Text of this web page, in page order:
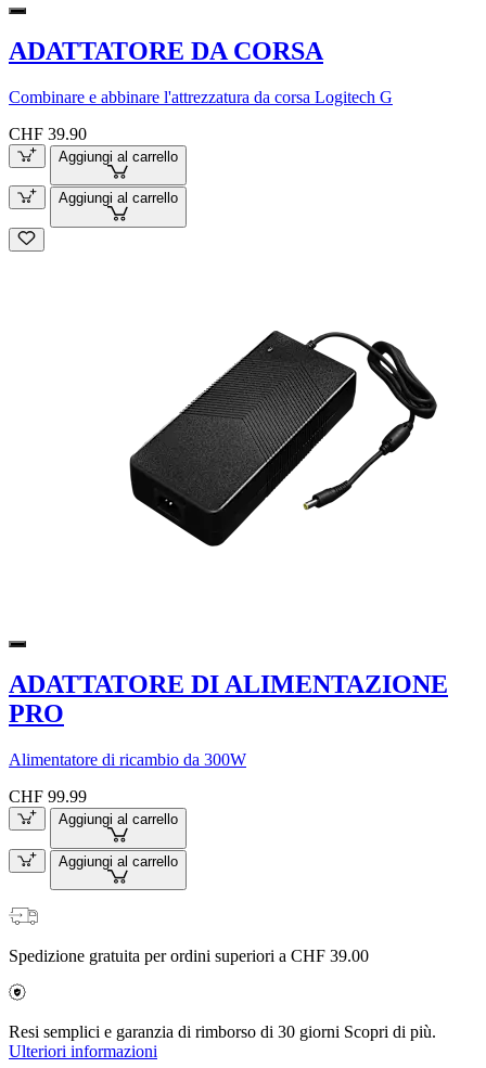
ADATTATORE DA CORSA
Combinare e abbinare l'attrezzatura da corsa Logitech G
CHF 39.90
Aggiungi al carrello
Aggiungi al carrello
ADATTATORE DI ALIMENTAZIONE
PRO
Alimentatore di ricambio da 300W
CHF 99.99
Aggiungi al carrello
Aggiungi al carrello
Spedizione gratuita per ordini superiori a CHF 39.00
Resi semplici e garanzia di rimborso di 30 giorni Scopri di più.
Ulteriori informazioni